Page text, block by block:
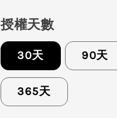
授權天數
30天 90天
365天